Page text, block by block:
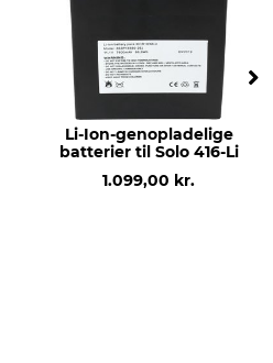
Li-Ion-genopladelige
batterier til Solo 416-Li
1.099,00 kr.